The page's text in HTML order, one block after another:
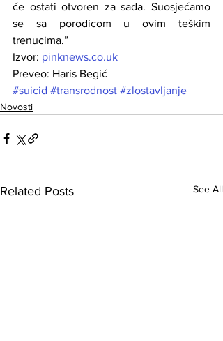
će ostati otvoren za sada. Suosjećamo
se sa porodicom u ovim teškim
trenucima.”
Izvor: pinknews.co.uk
Preveo: Haris Begić
#suicid #transrodnost #zlostavljanje
Novosti
Related Posts See All